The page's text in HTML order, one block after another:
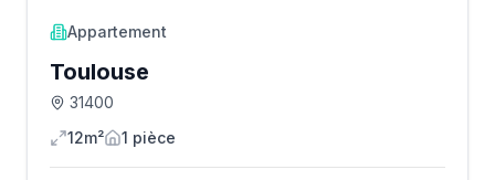
Appartement
Toulouse
31400
12m²
1 pièce